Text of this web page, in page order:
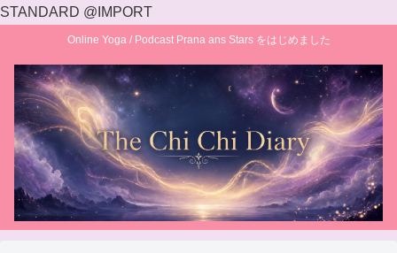
STANDARD @IMPORT
Online Yoga / Podcast Prana ans Stars をはじめました